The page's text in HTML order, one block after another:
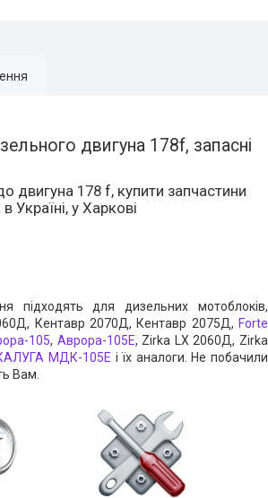
двигуна 178f, запасні
двигуна 178 f, купити запчастини
у Харкові
підходять для дизельних мотоблоків,
Кентавр 2070Д, Кентавр 2075Д, Forte
105, Аврора-105Е, Zirka LX 2060Д, Zirka
МДК-105Е і їх аналоги. Не побачили
Вам.